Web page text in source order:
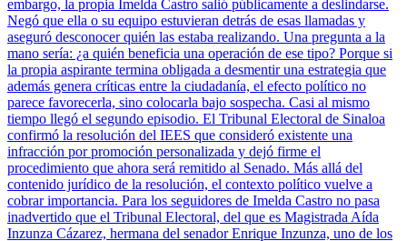
embargo, la propia Imelda Castro salió públicamente a deslindarse.
Negó que ella o su equipo estuvieran detrás de esas llamadas y
aseguró desconocer quién las estaba realizando. Una pregunta a la
mano sería: ¿a quién beneficia una operación de ese tipo? Porque si
la propia aspirante termina obligada a desmentir una estrategia que
además genera críticas entre la ciudadanía, el efecto político no
parece favorecerla, sino colocarla bajo sospecha. Casi al mismo
tiempo llegó el segundo episodio. El Tribunal Electoral de Sinaloa
confirmó la resolución del IEES que consideró existente una
infracción por promoción personalizada y dejó firme el
procedimiento que ahora será remitido al Senado. Más allá del
contenido jurídico de la resolución, el contexto político vuelve a
cobrar importancia. Para los seguidores de Imelda Castro no pasa
inadvertido que el Tribunal Electoral, del que es Magistrada Aída
Inzunza Cázarez, hermana del senador Enrique Inzunza, uno de los